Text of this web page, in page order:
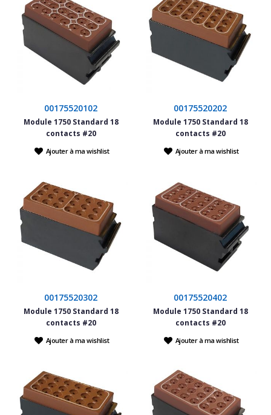
00175520102
Module 1750 Standard 18
contacts #20
Ajouter à ma wishlist
00175520202
Module 1750 Standard 18
contacts #20
Ajouter à ma wishlist
00175520302
Module 1750 Standard 18
contacts #20
Ajouter à ma wishlist
00175520402
Module 1750 Standard 18
contacts #20
Ajouter à ma wishlist